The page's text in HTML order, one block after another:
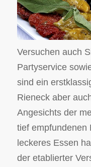
Versuchen auch
Partyservice
sind ein
Rieneck aber
Angesichts der
tief empfundenen
leckeres Essen
der etablierter